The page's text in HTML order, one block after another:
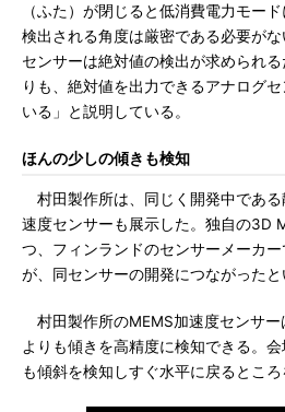
（ふた）が閉じると低消費電力モー
検出される角度は厳密である必要が
センサーは絶対値の検出が求められ
りも、絶対値を出力できるアナログ
いる」と説明している。
ほんの少しの傾きも検知
村田製作所は、同じく開発中であ
速度センサーも展示した。独自の3D
つ、フィンランドのセンサーメーカ
が、同センサーの開発につながったと
村田製作所のMEMS加速度センサー
よりも傾きを高精度に検知できる。
も傾斜を検知しすぐ水平に戻るところ